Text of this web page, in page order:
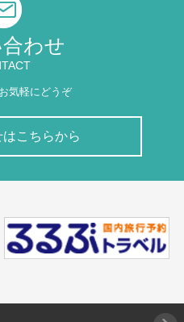
わせ
気軽にどうぞ
こちらから